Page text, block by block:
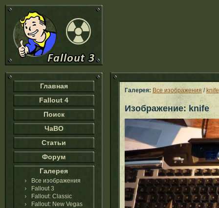
Главная
Fallout 4
Поиск
ЧаВО
Статьи
Форум
Галерея
Все изображения
Fallout 3
Fallout: Classic
Fallout: New Vegas
Галерея: Все изображения / knife
Изображение: knife